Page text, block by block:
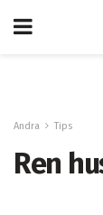
Andra Tips
Ren